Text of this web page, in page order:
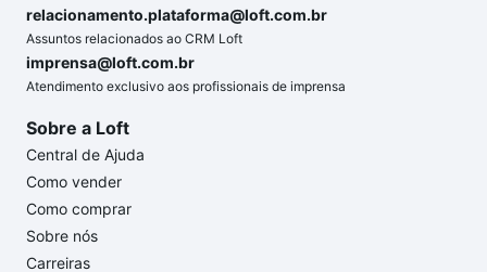
relacionamento.plataforma@loft.com.br
Assuntos relacionados ao CRM Loft
imprensa@loft.com.br
Atendimento exclusivo aos profissionais de imprensa
Sobre a Loft
Central de Ajuda
Como vender
Como comprar
Sobre nós
Carreiras